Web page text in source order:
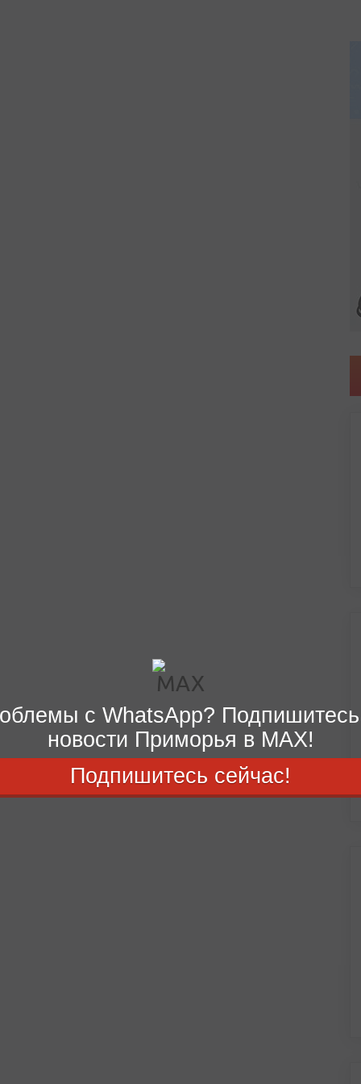
с WhatsApp?
новости Приморья в MAX!
Подпишитесь сейчас!